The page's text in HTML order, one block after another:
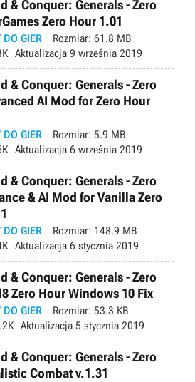
& Conquer: Generals - Zero
Zero Hour 1.01
DO GIER Rozmiar: 61.8 MB
Aktualizacja 9 września 2019
& Conquer: Generals - Zero
AI Mod for Zero Hour
DO GIER Rozmiar: 5.9 MB
Aktualizacja 6 września 2019
& Conquer: Generals - Zero
& AI Mod for Vanilla Zero
DO GIER Rozmiar: 148.9 MB
Aktualizacja 6 stycznia 2019
& Conquer: Generals - Zero
Zero Hour Windows 10 Fix
DO GIER Rozmiar: 53.3 KB
Aktualizacja 5 stycznia 2019
& Conquer: Generals - Zero
Combat v.1.31